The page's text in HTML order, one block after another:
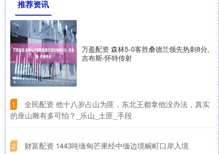
推荐资讯
万盈配资 森林5-0客胜桑德兰领先热刺8分,
吉布斯-怀特传射
1
​全民配资 他十八岁占山为匪，东北王都拿他没办法，真实
的座山雕有多可怕？_乐山_土匪_手段
2 ​财富配资 1443吨缅甸芒果经中缅边境畹町口岸入境